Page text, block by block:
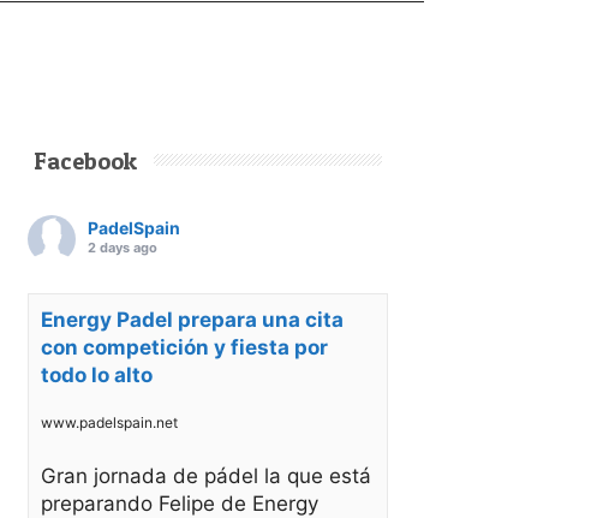
Facebook
PadelSpain
2 days ago
Energy Padel prepara una cita
con competición y fiesta por
todo lo alto
www.padelspain.net
Gran jornada de pádel la que está
preparando Felipe de Energy